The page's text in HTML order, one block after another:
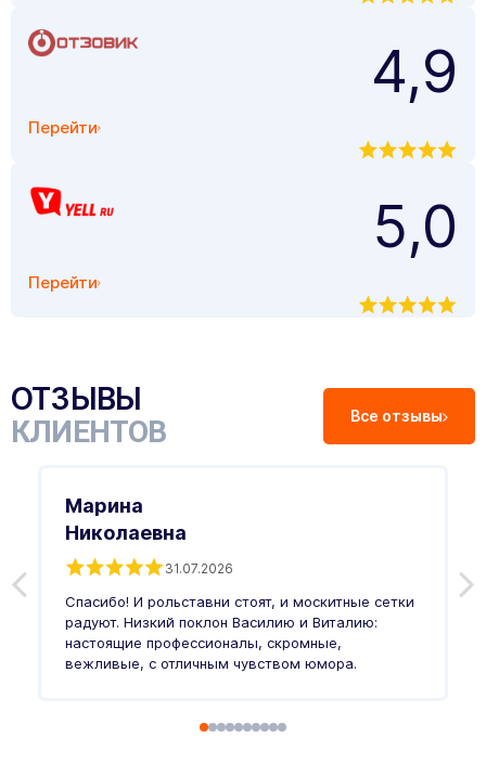
Перейти
4,9
Перейти
5,0
ОТЗЫВЫ
КЛИЕНТОВ Все отзывы
Марина
Николаевна
31.07.2026
Спасибо! И рольставни стоят, и москитные сетки
радуют. Низкий поклон Василию и Виталию:
настоящие профессионалы, скромные,
вежливые, с отличным чувством юмора.